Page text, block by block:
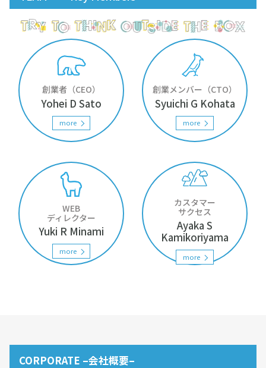
創業者（CEO）
Yohei D Sato
more
創業メンバー（CTO）
Syuichi G Kohata
more
WEB
ディレクター
Yuki R Minami
more
×
カスタマー
サクセス
Ayaka S
Kamikoriyama
more
CORPORATE –会社概要–